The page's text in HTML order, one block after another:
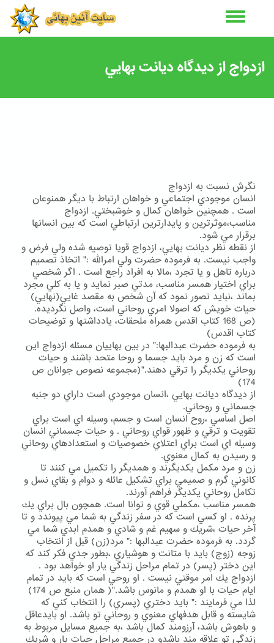
ازدواج از ديدگاه ديانت بهايي
نگرش نسبت به ازدواج
انسان موجودي اجتماعي و خواهان ارتباط با ديگر همنوعان
است . همچنين خواهان كمال و خوشبختي. ازدواج
مناسب،موثرترين و پايدارترين ارتباطي است كه بين انسانها
برقرار مي شود.
از نقطه نظر ديانت بهايي، ازدواج قويا توصيه شده ولي فرض و
واجب نيست. به فرموده حضرت ولي امرالله :" اتخاذ تصميم
درباره تاهل و يا تجرد ،مالا به افراد راجع است . اگر شخصي
براي اختيار همسر مناسب، مدتي صبر نمايد و يا به كلي مجرد
بماند ،نبايد تصور نمود كه آن شخص به مقصد غايي(نهايي)
حيات خويش كه اصولا امري روحاني است، واصل نگرديده.
(ص 168 كتاب اقدس همراه ملحقات، يادداشتها و توضيحات
كتاب اقدس)
به فرموده حضرت عبدالبها:" در بين بهاييان مسئله ازدواج اين
است كه زن و مرد بايد جسما و روحا متحد باشند و حيات
روحاني يكديگر را ترقي دهند."(مجموعه نصوص جوانان ص
174)
از ديدگاه ديانت بهايي ،انسان موجودي است داراي دو جنبه
جسماني و روحاني.
اصل اساسي ،روح انسان است و جسم، وسيله اي است براي
تقويت و ترقي و ظهور قواي روحاني . و حيات جسماني انسان
وسيله اي است براي اعتلاي خصوصيات و استعدادهاي روحاني
و رسيدن به كمال معنوي.
زن و مرد مكمل يكديگرند و همديگر را تكميل مي كنند تا
كانوني گرم و صميمي براي تشكيل عائله و دوام و بقاي نسل و
تكامل روحاني يكديگر فراهم آورند.
همسر مناسب ،مكملي قوي و توانا است. همچون بال براي يك
پرنده . او كسي است كه در سفر زندگي به شما مي پيوندد و تا
آخر حيات ،شريك و سهيم غم و شادي و همدم ابدي شما مي
گردد. به فرموده حضرت عبدالبها :" مرد(زن) قبل از انتخاب
زوجه (زوج) بايد با متانت و هوشياري ،بطور جدي فكر كند كه
اين دختر (پسر) در تمام مراحل زندگي يار او خواهد بود .
ازدواج يك امر موقتي نيست . او روحي است كه بايد در تمام
ايام حيات با او همدم و مانوس باشد."( همان منبع ص 174)
لذا مي فرمايند :" بايد دختري (پسري) را انتخاب كني كه
شايسته و قابل هدفهاي معنوي و روحاني تو باشد. او بايدعاقل
و باهوش باشد، آرزومند كمال باشد ،به جميع مسايل مربوط به
زندگي تو علاقه مند باشدو در جميع مراحل حيات يار و شريك